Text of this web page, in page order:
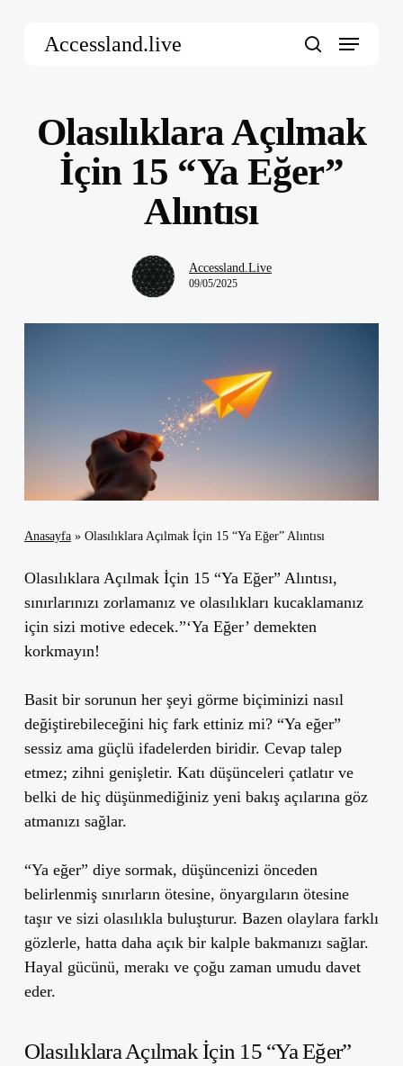
Accessland.live Menu
Olasılıklara Açılmak
İçin 15 “Ya Eğer”
Alıntısı
Accessland.Live
09/05/2025
Anasayfa» Olasılıklara Açılmak İçin 15 “Ya Eğer” Alıntısı
Olasılıklara Açılmak İçin 15 “Ya Eğer” Alıntısı,
sınırlarınızı zorlamanız ve olasılıkları kucaklamanız
için sizi motive edecek.”‘Ya Eğer’ demekten
korkmayın!
Basit bir sorunun her şeyi görme biçiminizi nasıl
değiştirebileceğini hiç fark ettiniz mi? “Ya eğer”
sessiz ama güçlü ifadelerden biridir. Cevap talep
etmez; zihni genişletir. Katı düşünceleri çatlatır ve
belki de hiç düşünmediğiniz yeni bakış açılarına göz
atmanızı sağlar.
“Ya eğer” diye sormak, düşüncenizi önceden
belirlenmiş sınırların ötesine, önyargıların ötesine
taşır ve sizi olasılıkla buluşturur. Bazen olaylara farklı
gözlerle, hatta daha açık bir kalple bakmanızı sağlar.
Hayal gücünü, merakı ve çoğu zaman umudu davet
eder.
Olasılıklara Açılmak İçin 15 “Ya Eğer”